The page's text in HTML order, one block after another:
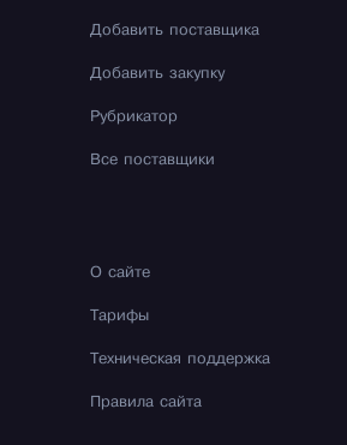
Добавить поставщика
Добавить закупку
Рубрикатор
Все поставщики
О сайте
Тарифы
Техническая поддержка
Правила сайта